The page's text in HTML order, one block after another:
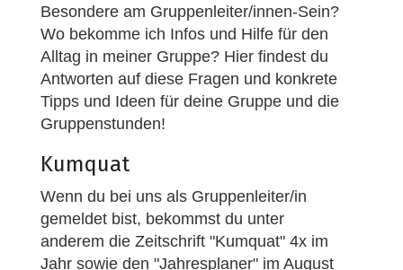
Besondere am Gruppenleiter/innen-Sein?
Wo bekomme ich Infos und Hilfe für den
Alltag in meiner Gruppe? Hier findest du
Antworten auf diese Fragen und konkrete
Tipps und Ideen für deine Gruppe und die
Gruppenstunden!
Kumquat
Wenn du bei uns als Gruppenleiter/in
gemeldet bist, bekommst du unter
anderem die Zeitschrift "Kumquat" 4x im
Jahr sowie den "Jahresplaner" im August